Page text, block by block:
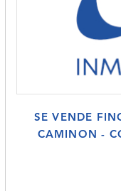
SE VENDE
CAMINON -